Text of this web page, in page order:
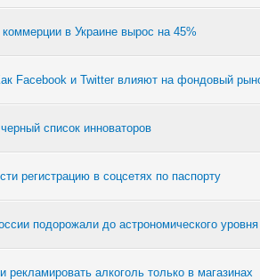
в Украине вырос на 45%
Facebook и Twitter влияют на фондовый
список инноваторов
регистрацию в соцсетях по паспорту
подорожали до астрономического уровня
рекламировать алкоголь только в магазинах